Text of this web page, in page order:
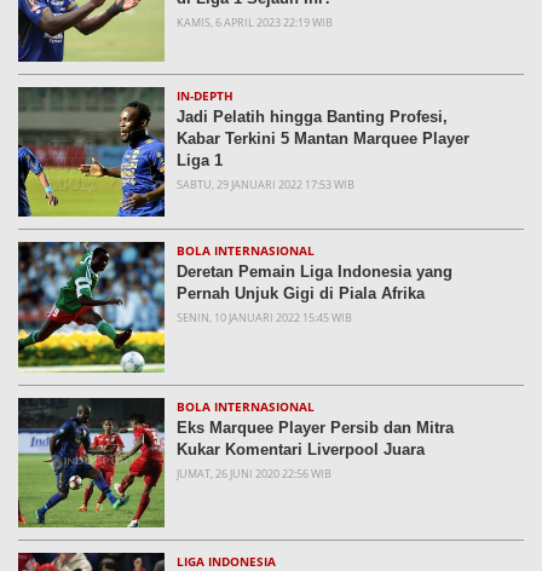
KAMIS, 6 APRIL 2023 22:19 WIB
IN-DEPTH
Jadi Pelatih hingga Banting Profesi,
Kabar Terkini 5 Mantan Marquee Player
Liga 1
SABTU, 29 JANUARI 2022 17:53 WIB
BOLA INTERNASIONAL
Deretan Pemain Liga Indonesia yang
Pernah Unjuk Gigi di Piala Afrika
SENIN, 10 JANUARI 2022 15:45 WIB
BOLA INTERNASIONAL
Eks Marquee Player Persib dan Mitra
Kukar Komentari Liverpool Juara
JUMAT, 26 JUNI 2020 22:56 WIB
LIGA INDONESIA